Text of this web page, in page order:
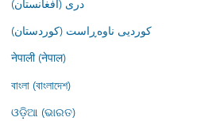
درى (افغانستان)
کوردیی ناوەڕاست (کوردستان)
नेपाली (नेपाल)
বাংলা (বাংলাদেশ)
ଓଡ଼ିଆ (ଭାରତ)